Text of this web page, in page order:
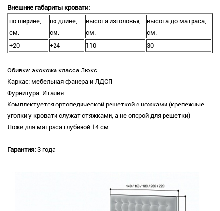
Внешние габариты кровати:
по ширине,
см.
по длине,
см.
высота изголовья,
см.
высота до матраса,
см.
+20
+24 110 30
Обивка: экокожа класса Люкс.
Каркас: мебельная фанера и ЛДСП
Фурнитура: Италия
Комплектуется ортопедической решеткой с ножками (крепежные
уголки у кровати служат стяжками, а не опорой для решетки)
Ложе для матраса глубиной 14 см.
Гарантия: 3 года